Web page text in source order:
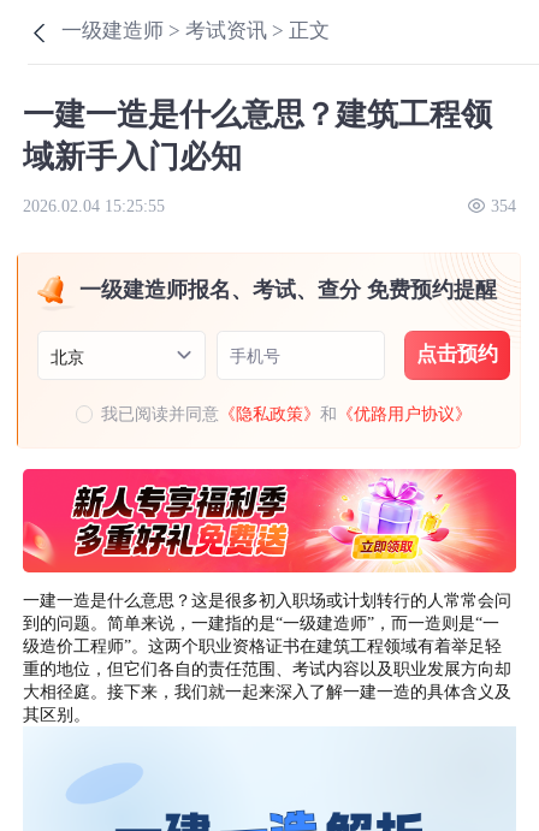
一级建造师 >考试资讯 > 正文
一建一造是什么意思？建筑工程领
域新手入门必知
2026.02.04 15:25:55 354
一级建造师报名、考试、查分 免费预约提醒
北京 手机号 点击预约
我已阅读并同意 《隐私政策》和 《优路用户协议》
一建一造是什么意思？这是很多初入职场或计划转行的人常常会问
到的问题。简单来说，一建指的是“一级建造师”，而一造则是“一
级造价工程师”。这两个职业资格证书在建筑工程领域有着举足轻
重的地位，但它们各自的责任范围、考试内容以及职业发展方向却
大相径庭。接下来，我们就一起来深入了解一建一造的具体含义及
其区别。